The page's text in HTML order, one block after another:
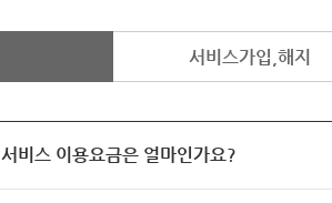
서비스가입,해지
서비스 이용요금은 얼마인가요?